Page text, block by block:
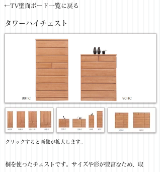
←TV壁面ボード一覧に戻る
タワーハイチェスト
​クリックすると画像が拡大します。
桐を使ったチェストです。サイズや形が豊富なため、収